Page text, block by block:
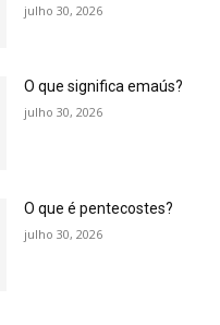
julho 30, 2026
O que significa emaús?
julho 30, 2026
O que é pentecostes?
julho 30, 2026